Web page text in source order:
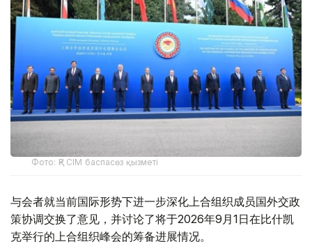
Фото: ҚР СІМ баспасөз қызметі
与会者就当前国际形势下进一步深化上合组织成员国外交政
策协调交换了意见，并讨论了将于2026年9月1日在比什凯
克举行的上合组织峰会的筹备进展情况。